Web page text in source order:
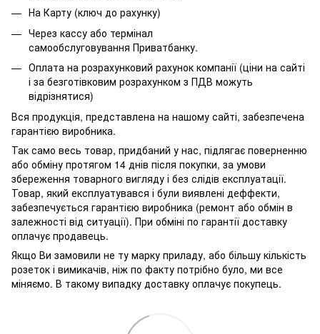
На Карту (ключ до рахунку)
Через кассу або термінал
самообслуговування Приватбанку.
Оплата на розрахунковий рахунок компанії (ціни на сайті
і за безготівковим розрахунком з ПДВ можуть
відрізнятися)
Вся продукція, представлена ​​на нашому сайті, забезпечена
гарантією виробника.
Так само весь товар, придбаний у нас, підлягає поверненню
або обміну протягом 14 днів після покупки, за умови
збереження товарного вигляду і без слідів експлуатації.
Товар, який експлуатувався і були виявлені деффекти,
забезпечується гарантією виробника (ремонт або обмін в
залежності від ситуації). При обміні по гарантії доставку
оплачує продавець.
Якщо Ви замовили не ту марку приладу, або більшу кількість
розеток і вимикачів, ніж по факту потрібно було, ми все
міняємо. В такому випадку доставку оплачує покупець.